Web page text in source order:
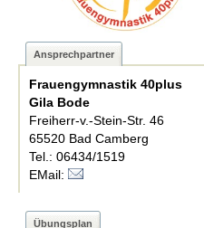
Ansprechpartner
Frauengymnastik 40plus
Gila Bode
Freiherr-v.-Stein-Str. 46
65520 Bad Camberg
Tel.: 06434/1519
EMail:
Übungsplan